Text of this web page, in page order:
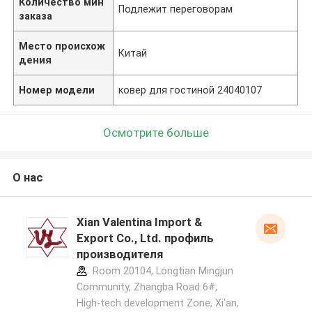
заказа
Подлежит переговорам
Место происхож
дения
Китай
Номер модели ковер для гостиной 24040107
Осмотрите больше
О нас
Xian Valentina Import &
Export Co., Ltd. профиль
производителя
Room 20104, Longtian Mingjun
Community, Zhangba Road 6#,
High-tech development Zone, Xi'an,